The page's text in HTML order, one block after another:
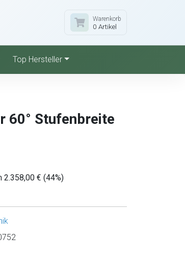
Warenkorb
0 Artikel
Top Hersteller
60° Stufenbreite
2.358,00 € (44%)